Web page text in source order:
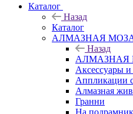
Каталог
Назад
Каталог
АЛМАЗНАЯ
Назад
АЛМАЗНАЯ
Аксессуары и
Аппликации
Алмазная
Гранни
На